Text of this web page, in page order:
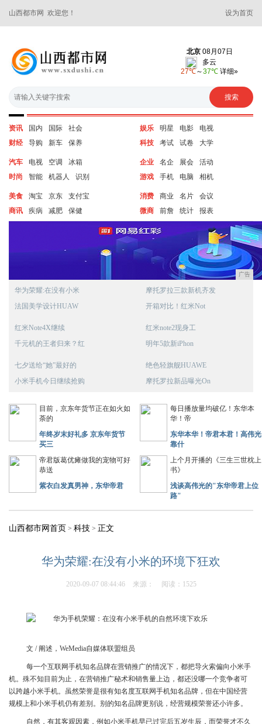
山西都市网 欢迎您！ 设为首页
资讯 国内 国际
社会
财经
导购 新车 保养
娱乐 明星 电影
电视
科技
考试 试卷 大学
汽车 电视 空调
冰箱
时尚
智能 机器人 识别
企业 名企 展会
活动
游戏
手机 电脑 相机
美食 淘宝 京东
支付宝
商讯
疾病 减肥 保健
消费 商业 名片
会议
微商
前詹 统计 报表
广告
华为荣耀:在没有小米
法国美学设计HUAW
摩托罗拉三款新机齐发
开箱对比！红米Not
红米Note4X继续
千元机的王者归来？红
红米note2现身工
明年5款新iPhon
七夕送给“她”最好的
小米手机今日继续抢购
绝色轻旗舰HUAWE
摩托罗拉新品曝光On
目前，京东年货节正在如火如
荼的
年终岁末好礼多 京东年货节
买三
每日播放量均破亿！东华本
华！帝
东华本华！帝君本君！高伟光
靠什
帝君版葛优瘫做我的宠物可好
恭送
紫衣白发真男神，东华帝君
上个月开播的《三生三世枕上
书》
浅谈高伟光的"东华帝君上位
路"
山西都市网首页 > 科技 > 正文
华为荣耀:在没有小米的环境下狂欢
2020-09-07 08:44:46 来源： 阅读：1525
文 / 阐述，WeMedia自媒体联盟组员
每一个互联网手机知名品牌在营销推广的情况下，都把导火索偏向小米手
机。殊不知目前为止，在营销推广秘术和销售量上边，都还没哪一个竞争者可
以跨越小米手机。虽然荣誉是很有知名度互联网手机知名品牌，但在中国经营
规模上和小米手机仍有差别。别的知名品牌更别说，经营规模荣誉还小许多。
自然，有其客观因素，例如小米手机早已过完后五岁生辰，而荣誉才不久